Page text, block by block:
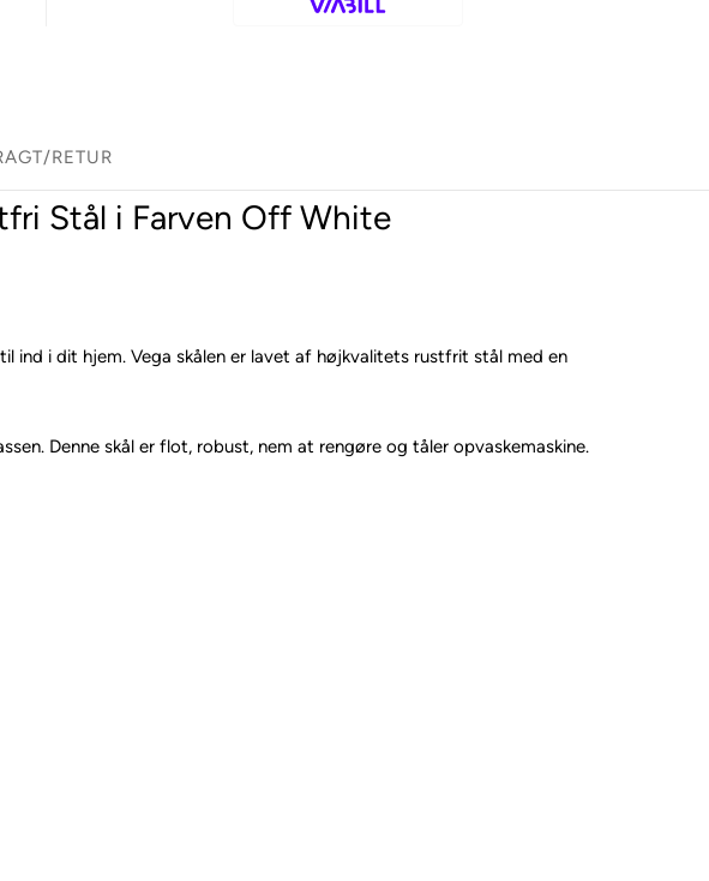
RETUR
Stål i Farven Off White
ind i dit hjem. Vega skålen er lavet af højkvalitets rustfrit stål med en
Denne skål er flot, robust, nem at rengøre og tåler opvaskemaskine.